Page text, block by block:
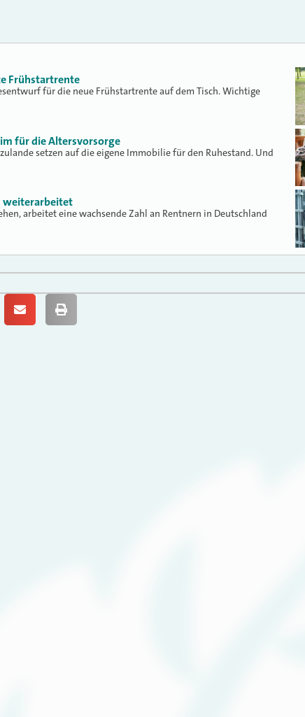
Frühstartrente
für die neue Frühstartrente auf dem Tisch. Wichtige
für die Altersvorsorge
setzen auf die eigene Immobilie für den Ruhestand. Und
weiterarbeitet
arbeitet eine wachsende Zahl an Rentnern in Deutschland